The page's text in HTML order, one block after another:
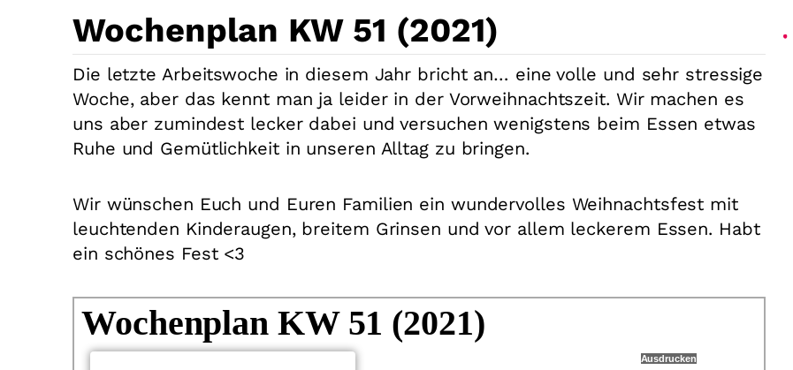
Wochenplan KW 51 (2021)
Die letzte Arbeitswoche in diesem Jahr bricht an… eine volle und sehr stressige
Woche, aber das kennt man ja leider in der Vorweihnachtszeit. Wir machen es
uns aber zumindest lecker dabei und versuchen wenigstens beim Essen etwas
Ruhe und Gemütlichkeit in unseren Alltag zu bringen.
Wir wünschen Euch und Euren Familien ein wundervolles Weihnachtsfest mit
leuchtenden Kinderaugen, breitem Grinsen und vor allem leckerem Essen. Habt
ein schönes Fest <3
Wochenplan KW 51 (2021)
Ausdrucken